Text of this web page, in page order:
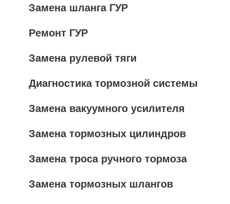
Замена шланга ГУР
Ремонт ГУР
Замена рулевой тяги
Диагностика тормозной системы
Замена вакуумного усилителя
Замена тормозных цилиндров
Замена троса ручного тормоза
Замена тормозных шлангов